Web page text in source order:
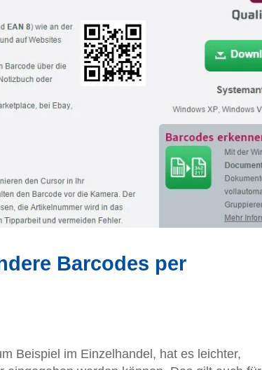
Barcodes per
Beispiel im Einzelhandel, hat es leichter,